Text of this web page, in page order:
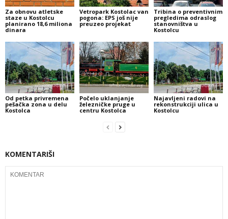
Za obnovu atletske
staze u Kostolcu
planirano 18,6 miliona
dinara
Vetropark Kostolac van
pogona: EPS još nije
preuzeo projekat
Tribina o preventivnim
pregledima odraslog
stanovništva u
Kostolcu
Od petka privremena
pešačka zona u delu
Kostolca
Počelo uklanjanje
železničke pruge u
centru Kostolca
Najavljeni radovi na
rekonstrukciji ulica u
Kostolcu
KOMENTARIŠI